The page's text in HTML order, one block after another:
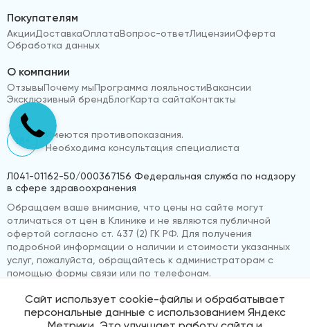
Покупателям
АкцииДоставкаОплатаВопрос-ответЛицензииОферта
Обработка данных
О компании
ОтзывыПочему мыПрограмма лояльностиВакансии
Эксклюзивный брендБлогКарта сайтаКонтакты
18+
Имеются противопоказания.
Необходима консультация специалиста
Л041-01162-50/000367156 Федеральная служба по надзору
в сфере здравоохранения
Обращаем ваше внимание, что цены на сайте могут
отличаться от цен в Клинике и не являются публичной
офертой согласно ст. 437 (2) ГК РФ. Для получения
подробной информации о наличии и стоимости указанных
услуг, пожалуйста, обращайтесь к администраторам с
помощью формы связи или по телефонам.
© 2026 «ВижуВсё»
Реквизиты компании
Сайт использует cookie-файлы и обрабатывает
персональные данные с использованием Яндекс